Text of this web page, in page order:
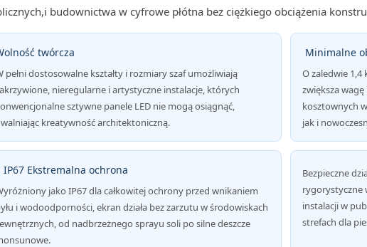
budownictwa w cyfrowe płótna bez ciężkiego obciążenia
twórcza
pełni dostosowalne kształty i rozmiary szaf umożliwiają
nieregularne i artystyczne instalacje, których
sztywne panele LED nie mogą osiągnąć,
kreatywność architektoniczną.
Minimalne
O zaledwie 1,4
zwiększa
kosztownych
jak i
IP67 Ekstremalna ochrona
jako IP67 dla całkowitej ochrony przed wnikaniem
i wodoodporności, ekran działa bez zarzutu w środowiskach
od nadbrzeżnego sprayu soli po silne deszcze
Bezpieczne
rygorystyczne
instalacji w
strefach dla